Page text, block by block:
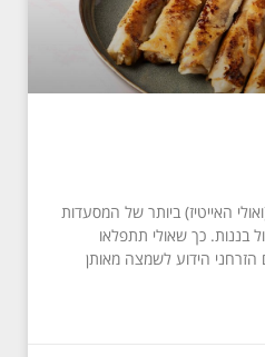
האייטיז) ביותר של המסעדות
בננות. כך שאולי תתפלאו
הזרחני הידוע לשמצה מאותן